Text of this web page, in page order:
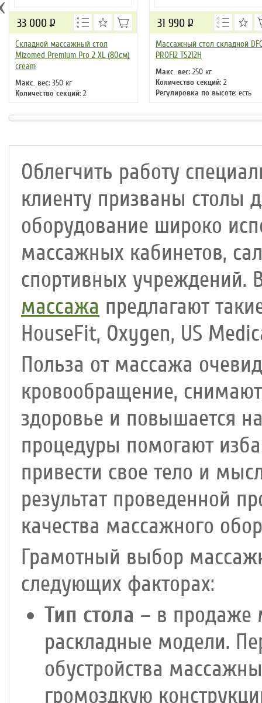
Складной массажный стол
Mizomed Premium Pro 2 XL (80см)
cream
Макс. вес: 350 кг
Количество секций: 2
Регулировка по высоте: есть
Ширина: 80
33 000 Р
Массажный стол складной
PROFI2 TS212H
Макс. вес: 250 кг
Количество секций: 2
Регулировка по высоте: есть
Ширина: 90
Цвет: бежевый
31 990 Р
Облегчить работу
клиенту призваны столы
оборудование широко
массажных кабинетов,
спортивных учреждений.
массажа предлагают
HouseFit, Oxygen, US
Польза от массажа
кровообращение,
здоровье и повышается
процедуры помогают
привести свое тело и
результат проведенной
качества массажного
Грамотный выбор
следующих факторах:
Тип стола – в продаже
раскладные модели.
обустройства
громоздкую